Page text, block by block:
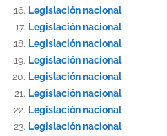
Legislación nacional
Legislación nacional
Legislación nacional
Legislación nacional
Legislación nacional
Legislación nacional
Legislación nacional
Legislación nacional